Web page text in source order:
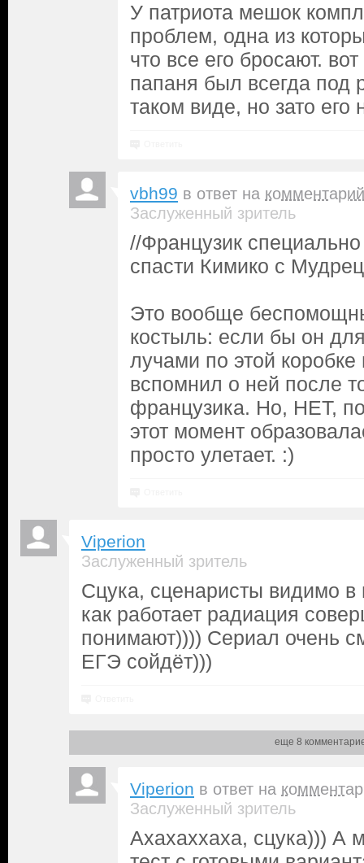
У патриота мешок
проблем, одна из
что все его бросают.
папаня был всегда под
таком виде, но зато его
vbh99 в ответ на комментарий
Заслуженный зритель
//Французик
спасти Кимико с
Это вообще
костыль: если бы он
лучами по этой коробке
вспомнил о ней после
французика. Но, НЕТ,
этот момент
просто улетает. :)
Viperion
Заслуженный зритель
Сцука, сценаристы видимо
как работает радиация
понимают)))) Сериал очень
ЕГЭ сойдёт)))
еще 8
Viperion в ответ на
Заслуженный зритель
Ахахаххаха, сцука))) А